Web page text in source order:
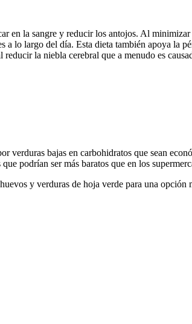
en la sangre y reducir los antojos. Al
lo largo del día. Esta dieta también apoya la
la niebla cerebral que a menudo es
verduras bajas en carbohidratos que sean
podrían ser más baratos que en los
y verduras de hoja verde para una opción